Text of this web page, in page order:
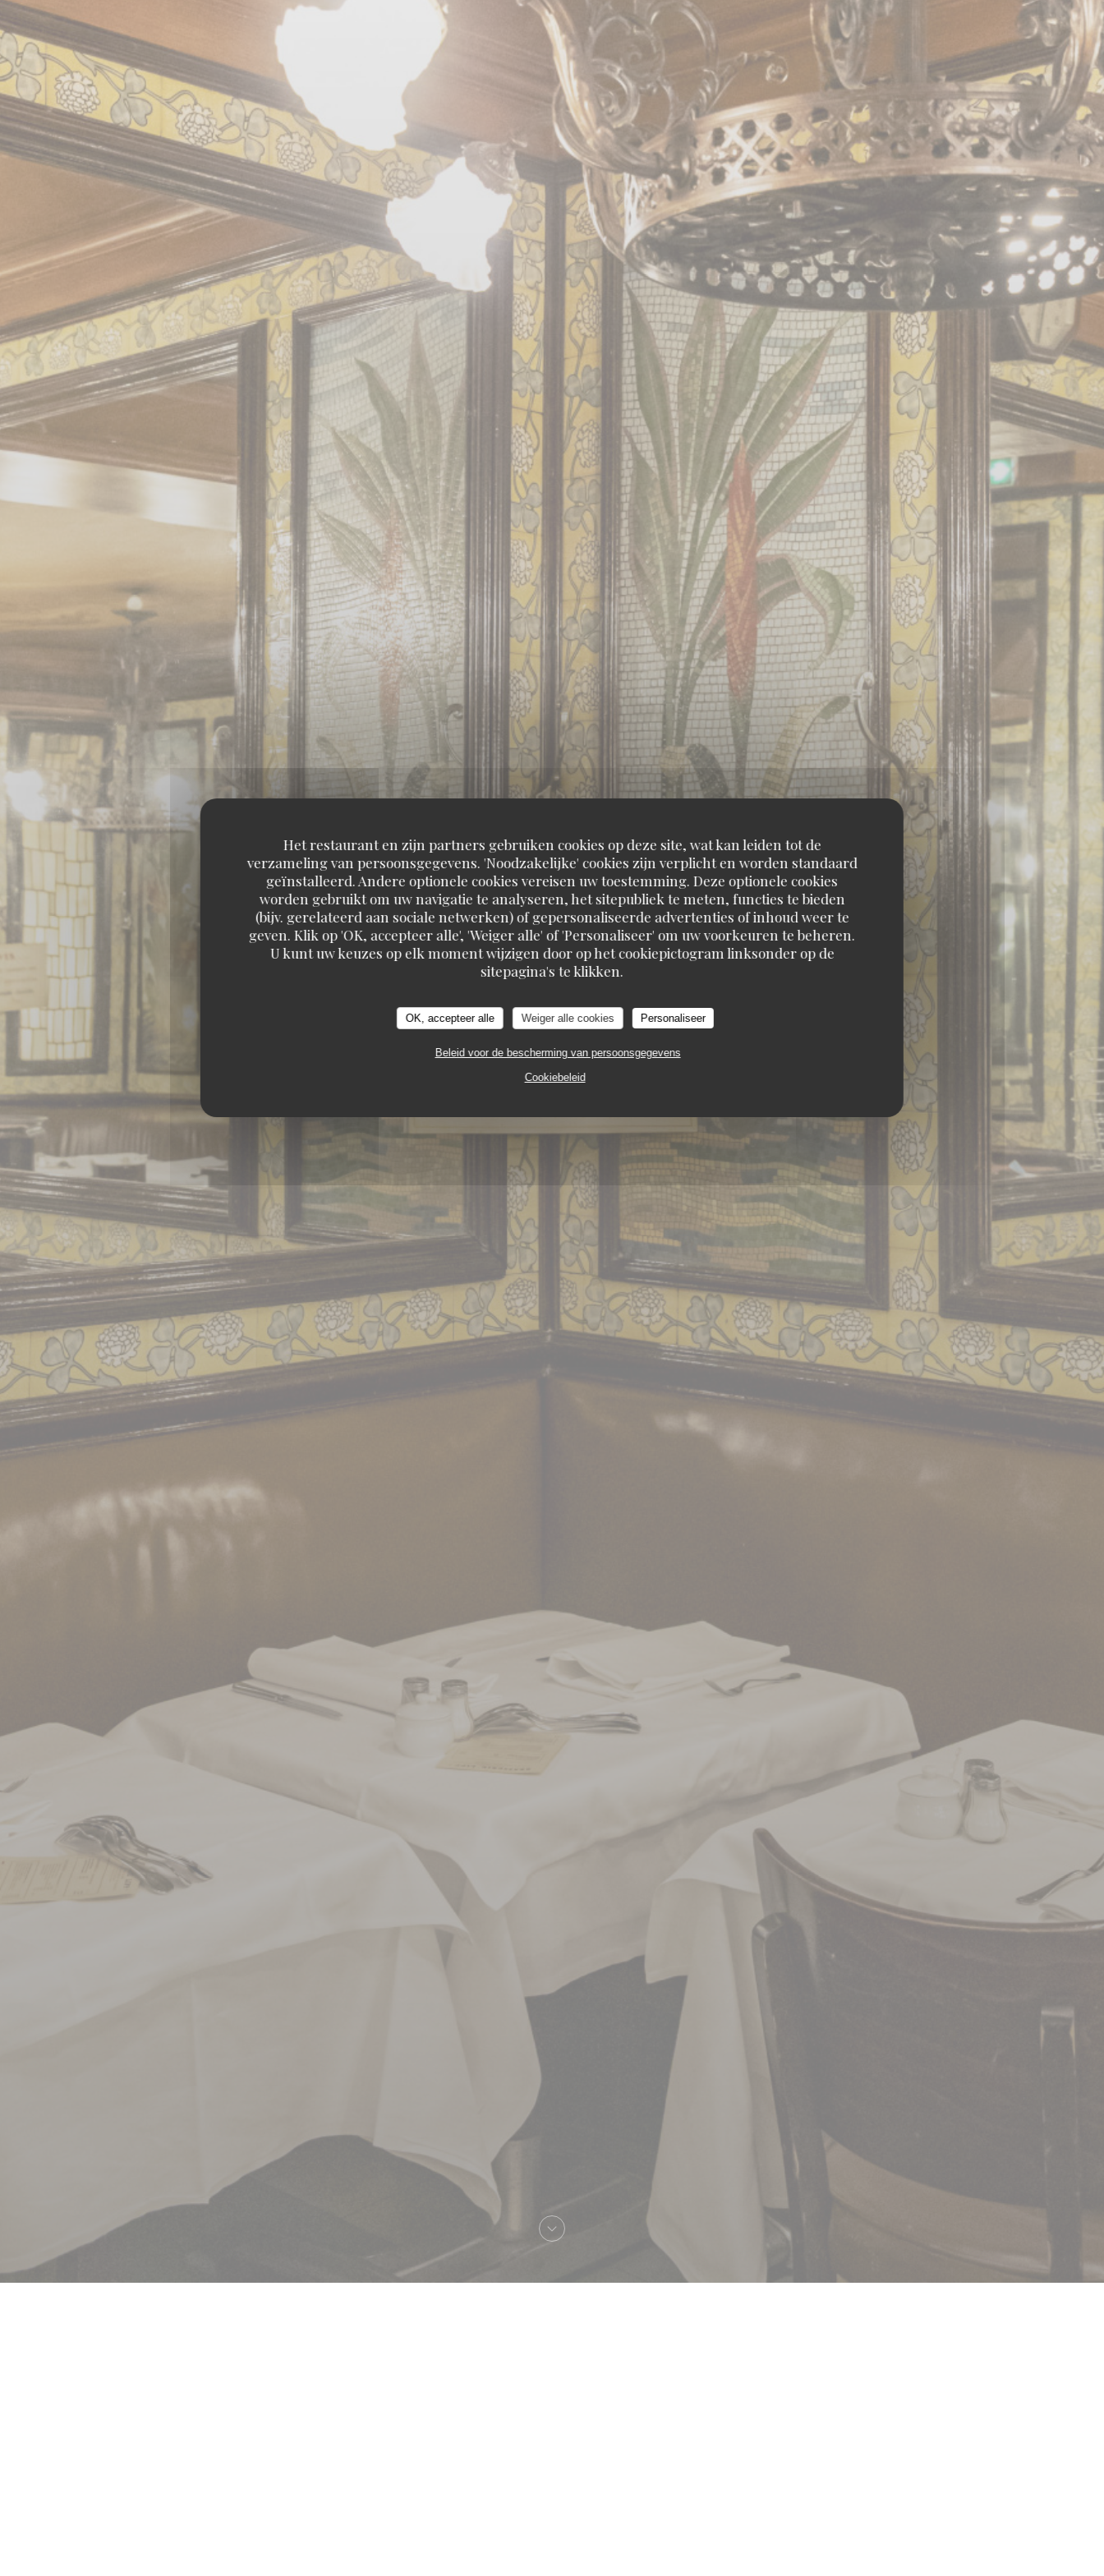
Het restaurant en zijn partners gebruiken cookies op deze site, wat kan leiden tot de
verzameling van persoonsgegevens. 'Noodzakelijke' cookies zijn verplicht en worden standaard
geïnstalleerd. Andere optionele cookies vereisen uw toestemming. Deze optionele cookies
worden gebruikt om uw navigatie te analyseren, het sitepubliek te meten, functies te bieden
(bijv. gerelateerd aan sociale netwerken) of gepersonaliseerde advertenties of inhoud weer te
geven. Klik op 'OK, accepteer alle', 'Weiger alle' of 'Personaliseer' om uw voorkeuren te beheren.
U kunt uw keuzes op elk moment wijzigen door op het cookiepictogram linksonder op de
sitepagina's te klikken.
OK, accepteer alle Weiger alle cookies Personaliseer
Beleid voor de bescherming van persoonsgegevens
Cookiebeleid
151, BOULEVARD SAINT-GERMAIN 75006 PARIS